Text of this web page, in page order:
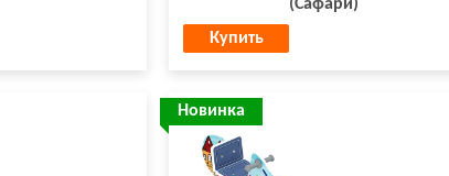
(Сафари)
Купить
Новинка